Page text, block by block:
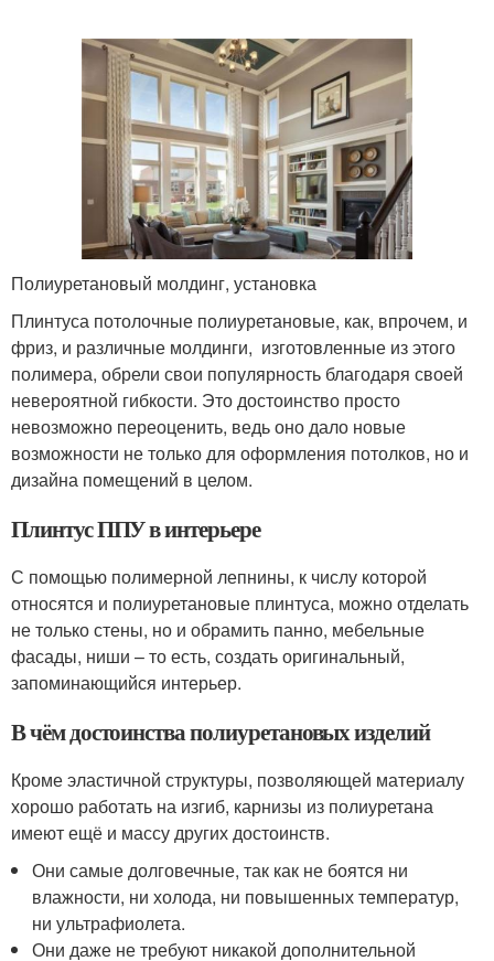
Полиуретановый молдинг, установка
Плинтуса потолочные полиуретановые, как, впрочем, и
фриз, и различные молдинги, изготовленные из этого
полимера, обрели свои популярность благодаря своей
невероятной гибкости. Это достоинство просто
невозможно переоценить, ведь оно дало новые
возможности не только для оформления потолков, но и
дизайна помещений в целом.
Плинтус ППУ в интерьере
С помощью полимерной лепнины, к числу которой
относятся и полиуретановые плинтуса, можно отделать
не только стены, но и обрамить панно, мебельные
фасады, ниши – то есть, создать оригинальный,
запоминающийся интерьер.
В чём достоинства полиуретановых изделий
Кроме эластичной структуры, позволяющей материалу
хорошо работать на изгиб, карнизы из полиуретана
имеют ещё и массу других достоинств.
Они самые долговечные, так как не боятся ни
влажности, ни холода, ни повышенных температур,
ни ультрафиолета.
Они даже не требуют никакой дополнительной